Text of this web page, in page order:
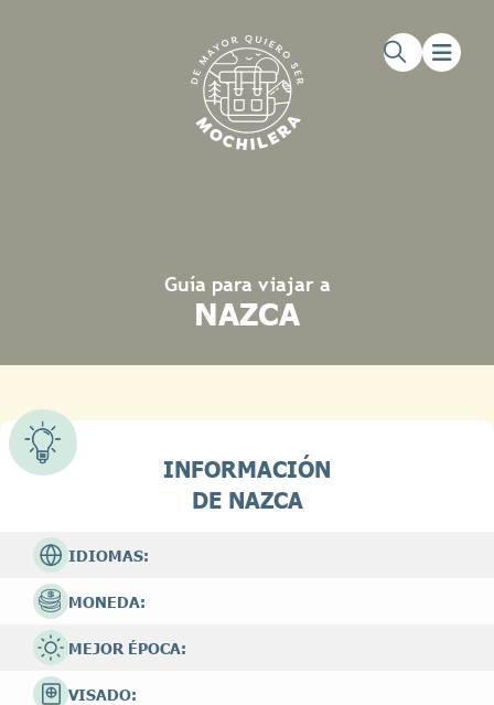
Guía para viajar a
NAZCA
INFORMACIÓN
DE NAZCA
IDIOMAS:
MONEDA:
MEJOR ÉPOCA:
VISADO: